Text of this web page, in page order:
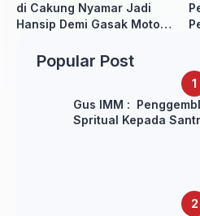
di Cakung Nyamar Jadi
Hansip Demi Gasak Motor
Popular Post
Gus IMM :
Spritual Kepada